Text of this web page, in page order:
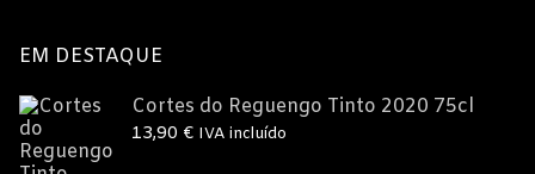
EM DESTAQUE
Cortes do Reguengo Tinto 2020 75cl
13,90 € IVA incluído